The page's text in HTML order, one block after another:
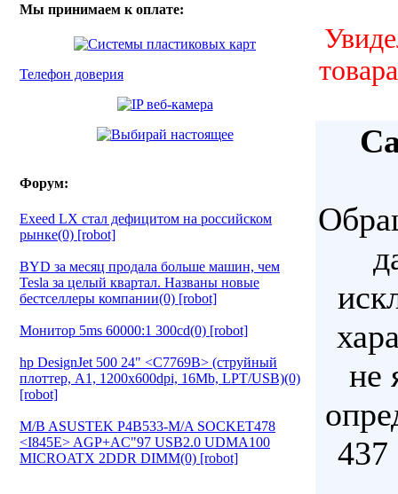
Мы принимаем к оплате:
Телефон доверия
Форум:
Exeed LX стал дефицитом на российском
рынке(0) [robot]
BYD за месяц продала больше машин, чем
Tesla за целый квартал. Названы новые
бестселлеры компании(0) [robot]
Монитор 5ms 60000:1 300cd(0) [robot]
hp DesignJet 500 24" <C7769B> (струйный
плоттер, A1, 1200х600dpi, 16Mb, LPT/USB)(0)
[robot]
M/B ASUSTEK P4B533-M/A SOCKET478
<I845E> AGP+AC"97 USB2.0 UDMA100
MICROATX 2DDR DIMM(0) [robot]
не
437